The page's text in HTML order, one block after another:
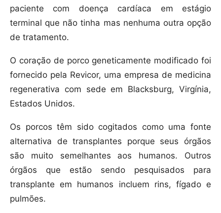
paciente com doença cardíaca em estágio
terminal que não tinha mas nenhuma outra opção
de tratamento.
O coração de porco geneticamente modificado foi
fornecido pela Revicor, uma empresa de medicina
regenerativa com sede em Blacksburg, Virgínia,
Estados Unidos.
Os porcos têm sido cogitados como uma fonte
alternativa de transplantes porque seus órgãos
são muito semelhantes aos humanos. Outros
órgãos que estão sendo pesquisados para
transplante em humanos incluem rins, fígado e
pulmões.